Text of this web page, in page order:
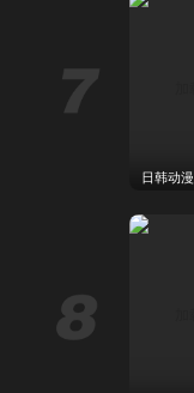
日韩动漫